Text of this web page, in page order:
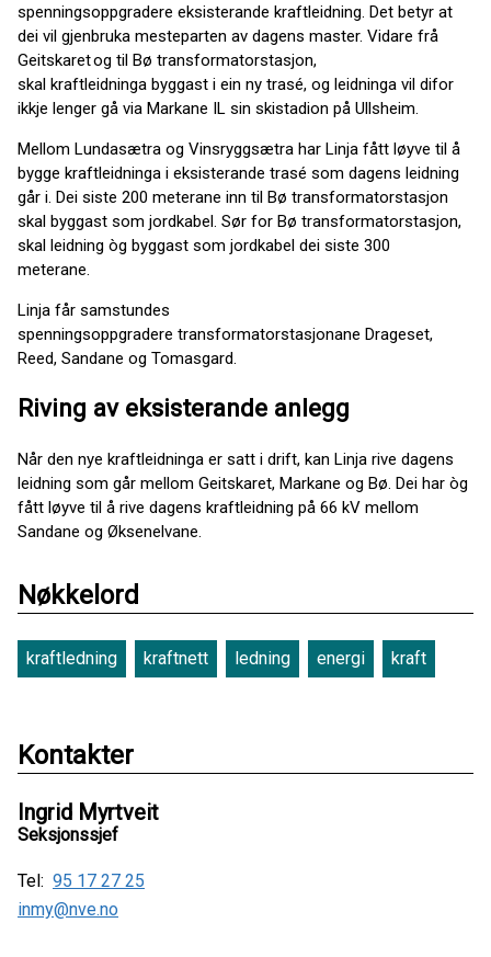
spenningsoppgradere eksisterande kraftleidning. Det betyr at
dei vil gjenbruka mesteparten av dagens master. Vidare frå
Geitskaret og til Bø transformatorstasjon,
skal kraftleidninga byggast i ein ny trasé, og leidninga vil difor
ikkje lenger gå via Markane IL sin skistadion på Ullsheim.
Mellom Lundasætra og Vinsryggsætra har Linja fått løyve til å
bygge kraftleidninga i eksisterande trasé som dagens leidning
går i. Dei siste 200 meterane inn til Bø transformatorstasjon
skal byggast som jordkabel. Sør for Bø transformatorstasjon,
skal leidning òg byggast som jordkabel dei siste 300
meterane.
Linja får samstundes
spenningsoppgradere transformatorstasjonane Drageset,
Reed, Sandane og Tomasgard.
Riving av eksisterande anlegg
Når den nye kraftleidninga er satt i drift, kan Linja rive dagens
leidning som går mellom Geitskaret, Markane og Bø. Dei har òg
fått løyve til å rive dagens kraftleidning på 66 kV mellom
Sandane og Øksenelvane.
Nøkkelord
kraftledning kraftnett ledning energi kraft
Kontakter
Ingrid Myrtveit
Seksjonssjef
Tel: 95 17 27 25
inmy@nve.no